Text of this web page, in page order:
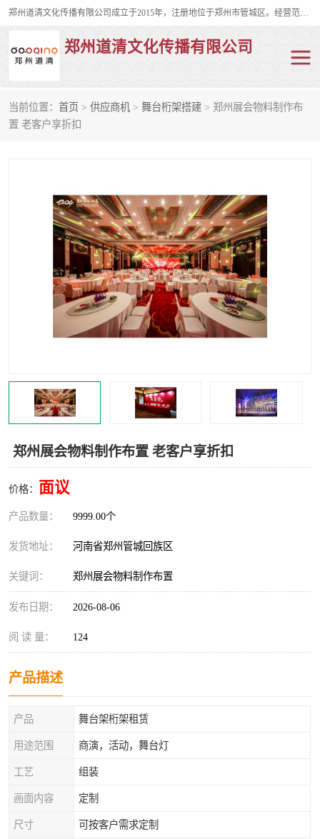
郑州道清文化传播有限公司成立于2015年，注册地位于郑州市管城区。经营范围包括会议及展览服务、庆典礼仪策划、企业形象策划、企业管理咨询、计算机图文设计、制作等。主要产品服务有：舞台桁架搭建，背景板搭建，灯光音响，雷亚舞台搭建、龙门架搭建、会议桌椅租赁、灯光音响租赁、空飘出租、气柱拱门租赁、喷绘写真制作、kt板制作。
郑州道清文化传播有限公司
当前位置： 首页 > 供应商机 > 舞台桁架搭建 > 郑州展会物料制作布
置 老客户享折扣
郑州展会物料制作布置 老客户享折扣
价格： 面议
产品数量： 9999.00个
发货地址： 河南省郑州管城回族区
关键词： 郑州展会物料制作布置
发布日期： 2026-08-06
阅 读 量： 124
产品描述
产品 舞台架桁架租赁
用途范围 商演，活动，舞台灯
工艺 组装
画面内容 定制
尺寸 可按客户需求定制
舞台桁架搭建
活动策划 truss架出租
kt板制作 场地布置
背景板搭建 雷亚舞台搭建
龙门架搭建 会议桌椅租赁
灯光音响租赁 空飘出租